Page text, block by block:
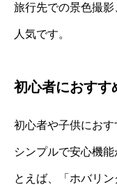
旅行先での景色撮
人気です。
初心者におすす
初心者や子供にお
シンプルで安心機
とえば、「ホバリ